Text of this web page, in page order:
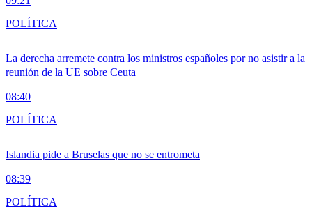
La derecha arremete contra los ministros españoles por no asistir a la
reunión de la UE sobre Ceuta
08:40
POLÍTICA
Islandia pide a Bruselas que no se entrometa
08:39
POLÍTICA
POLÍTICA